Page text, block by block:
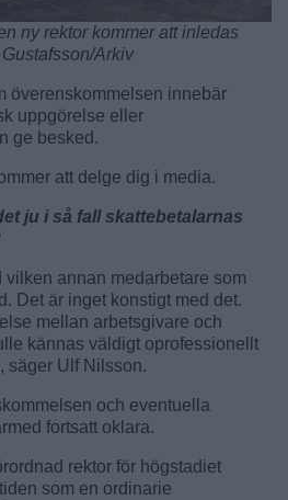
ny rektor kommer att inledas
Arkiv
överenskommelsen innebär
uppgörelse eller
ge besked.
att delge dig i media.
ju i så fall skattebetalarnas
annan medarbetare som
Det är inget konstigt med det.
mellan arbetsgivare och
kännas väldigt oprofessionellt
säger Ulf Nilsson.
och eventuella
fortsatt oklara.
rektor för högstadiet
som en ordinarie